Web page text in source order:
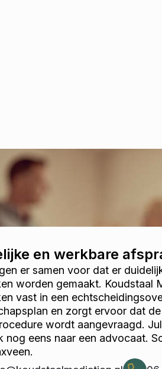
en werkbare
er samen voor dat er
worden gemaakt. Koudstaal
vast in een
en zorgt ervoor dat
wordt aangevraagd.
nog eens naar een advocaat.